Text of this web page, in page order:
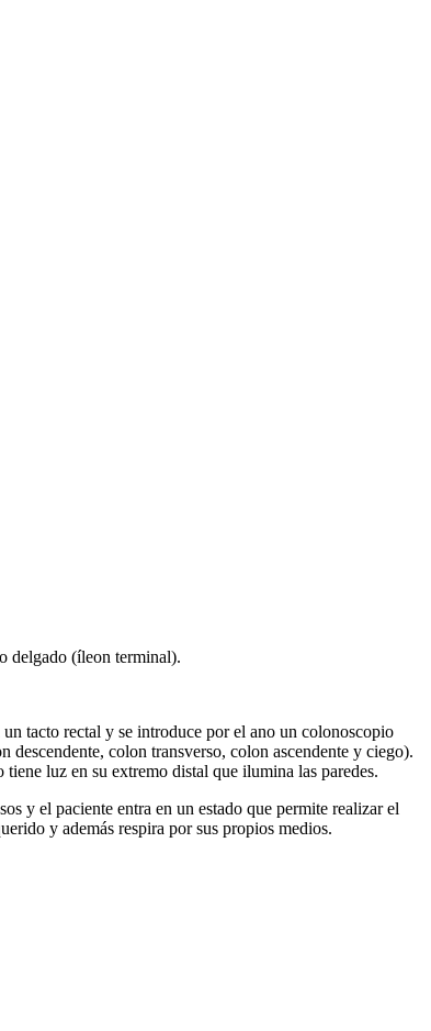
delgado (íleon terminal).
tacto rectal y se introduce por el ano un colonoscopio
colon transverso, colon ascendente y ciego).
luz en su extremo distal que ilumina las paredes.
y el paciente entra en un estado que permite realizar el
y además respira por sus propios medios.